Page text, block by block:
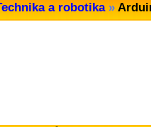
a robotika »